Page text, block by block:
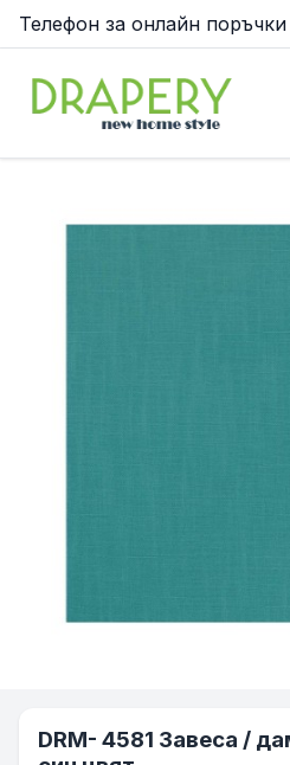
Телефон за онлайн поръчки
DRM- 4581 Завеса /